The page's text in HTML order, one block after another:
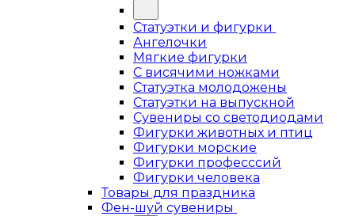
Статуэтки и фигурки
Ангелочки
Мягкие фигурки
С висячими ножками
Статуэтка молодожены
Статуэтки на выпускной
Сувениры со светодиодами
Фигурки животных и птиц
Фигурки морские
Фигурки професссий
Фигурки человека
Товары для праздника
Фен-шуй сувениры